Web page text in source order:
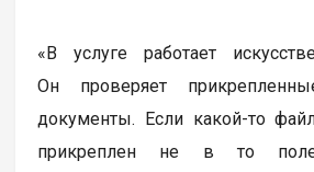
«В услуге работает
Он проверяет
документы. Если какой-то
прикреплен не в то